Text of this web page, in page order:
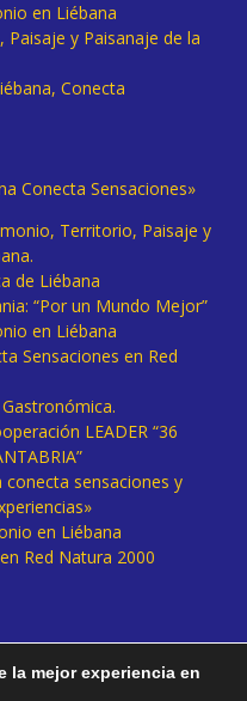
en Liébana
y Paisanaje de la
Conecta
Conecta Sensaciones»
Territorio, Paisaje y
de Liébana
“Por un Mundo Mejor”
en Liébana
Sensaciones en Red
LEADER “36
conecta sensaciones y
en Liébana
Red Natura 2000
la mejor experiencia en